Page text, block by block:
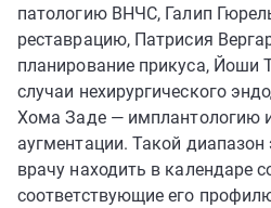
патологию ВНЧС, Галип
реставрацию, Патрисия
планирование прикуса, Йоши
случаи нехирургического
Хома Заде — имплантологию
аугментации. Такой диапазон
врачу находить в календаре
соответствующие его